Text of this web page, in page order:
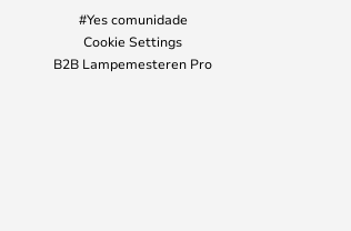
#Yes comunidade
Cookie Settings
B2B Lampemesteren Pro